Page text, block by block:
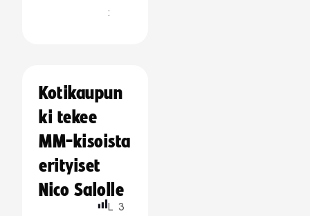
:
Kotikaupun
ki tekee
MM-kisoista
erityiset
Nico Salolle
L 3